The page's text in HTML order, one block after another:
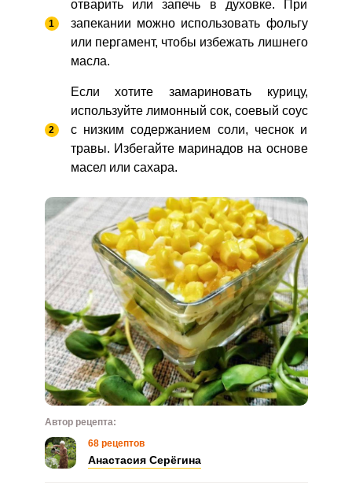
отварить или запечь в духовке. При
запекании можно использовать фольгу
или пергамент, чтобы избежать лишнего
масла.
Если хотите замариновать курицу,
используйте лимонный сок, соевый соус
с низким содержанием соли, чеснок и
травы. Избегайте маринадов на основе
масел или сахара.
Автор рецепта:
68 рецептов
Анастасия Серёгина